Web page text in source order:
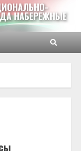
НАБЕРЕЖНЫЕ